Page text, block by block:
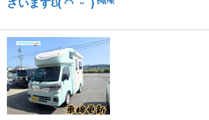
ざいますઇ( ິ◠ˆ ᵕˆ ) ᵗᑋᵃᐢᵏ